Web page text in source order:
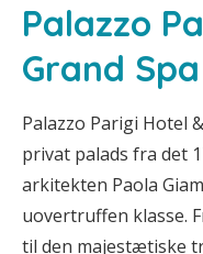
Palazzo
Grand Spa
Palazzo Parigi Hotel
privat palads fra det
arkitekten Paola
uovertruffen klasse.
til den majestætiske